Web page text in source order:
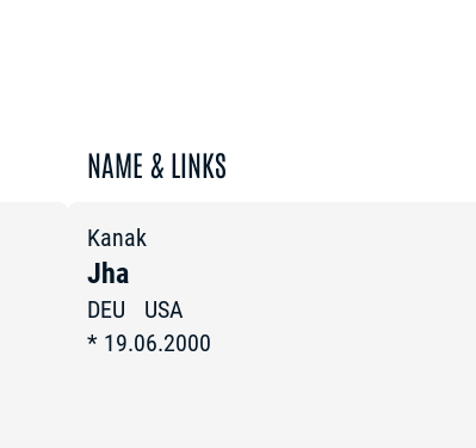
NAME & LINKS
Kanak
Jha
DEU
USA
* 19.06.2000